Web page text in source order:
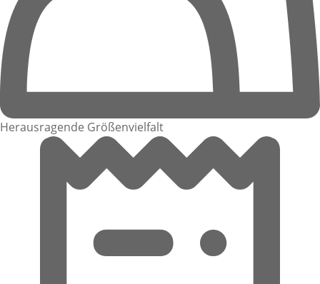
Herausragende Größenvielfalt